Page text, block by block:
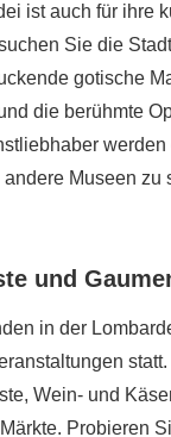
ist auch für ihre
Sie die
gotische
die berühmte
Museen zu
und
in der
Wein- und
Probieren